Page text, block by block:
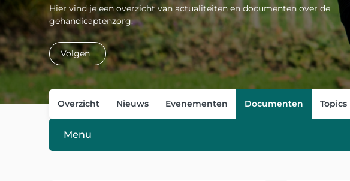
Hier vind je een overzicht van actualiteiten en documenten over de
gehandicaptenzorg.
Volgen
Overzicht Nieuws Evenementen Documenten Topics
Menu